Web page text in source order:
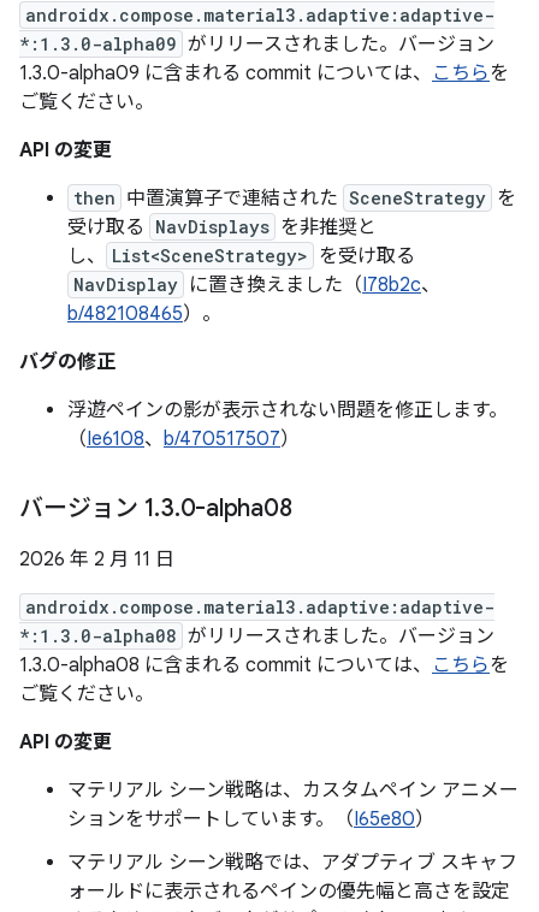
androidx.compose.material3.adaptive:adaptive-
*:1.3.0-alpha09 がリリースされました。バージョン
1.3.0-alpha09 に含まれる commit については、 こちらを
ご覧ください。
API の変更
then 中置演算子で連結された SceneStrategy を
受け取る
NavDisplays を非推奨と
し、
List<SceneStrategy> を受け取る
NavDisplay に置き換えました（I78b2c、
b/482108465）。
バグの修正
浮遊ペインの影が表示されない問題を修正します。
（Ie6108、 b/470517507）
バージョン 1.3.0-alpha08
2026 年 2 月 11 日
androidx.compose.material3.adaptive:adaptive-
*:1.3.0-alpha08 がリリースされました。バージョン
1.3.0-alpha08 に含まれる commit については、 こちらを
ご覧ください。
API の変更
マテリアル シーン戦略は、カスタムペイン アニメー
ションをサポートしています。（I65e80）
マテリアル シーン戦略では、アダプティブ スキャフ
ォールドに表示されるペインの優先幅と高さを設定